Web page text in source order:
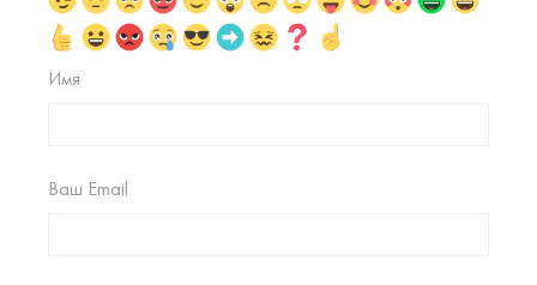
Имя
Ваш Email